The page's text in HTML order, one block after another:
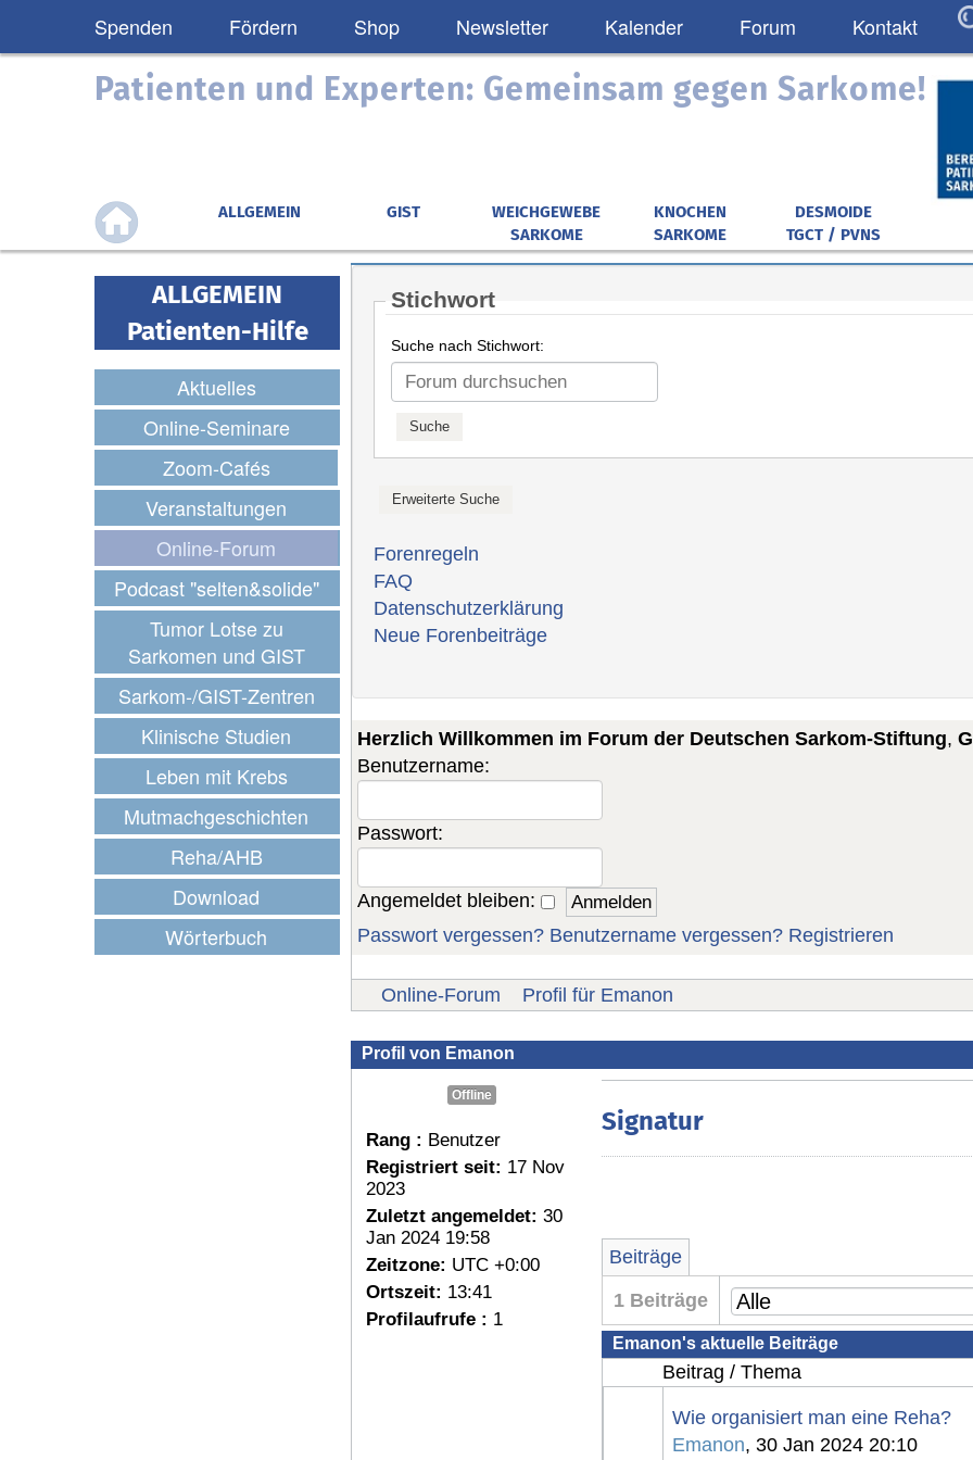
Spenden Fördern Shop Newsletter Kalender Forum Kontakt
Patienten und Experten: Gemeinsam gegen Sarkome!
ALLGEMEIN GIST
WEICHGEWEBE
SARKOME
KNOCHEN
SARKOME
DESMOIDE
TGCT / PVNS
ALLGEMEIN
Patienten-Hilfe
Aktuelles
Online-Seminare
Zoom-Cafés
Veranstaltungen
Online-Forum
Podcast "selten&solide"
Tumor Lotse zu
Sarkomen und GIST
Sarkom-/GIST-Zentren
Klinische Studien
Leben mit Krebs
Mutmachgeschichten
Reha/AHB
Download
Wörterbuch
Stichwort
Suche nach Stichwort:
Forenregeln
FAQ
Datenschutzerklärung
Neue Forenbeiträge
Herzlich Willkommen im Forum der Deutschen Sarkom-Stiftung,
Benutzername:
Passwort:
Angemeldet bleiben:
Passwort vergessen? Benutzername vergessen? Registrieren
Online-Forum Profil für Emanon
Profil von Emanon
Offline
Rang : Benutzer
Registriert seit: 17 Nov
2023
Zuletzt angemeldet: 30
Jan 2024 19:58
Zeitzone: UTC +0:00
Ortszeit: 13:41
Profilaufrufe : 1
Signatur
Beiträge
1 Beiträge
Emanon's aktuelle Beiträge
Beitrag / Thema
Wie organisiert man eine Reha?
Emanon, 30 Jan 2024 20:10